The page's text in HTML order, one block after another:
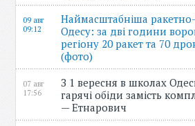
09 авг
09:12
Наймасштабніша
Одесу: за дві години
регіону 20 ракет та 70
(фото)
07 авг
17:56
З 1 вересня в школах
гарячі обіди замість
— Етнарович